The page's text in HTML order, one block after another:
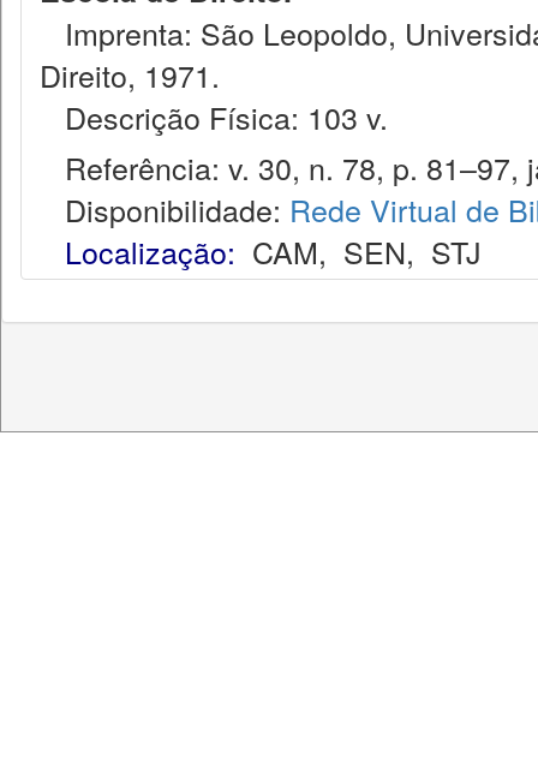
Imprenta: São Leopoldo,
Direito, 1971.
Descrição Física: 103 v.
Referência: v. 30, n. 78, p. 81–97,
Disponibilidade: Rede Virtual de
Localização: CAM, SEN, STJ